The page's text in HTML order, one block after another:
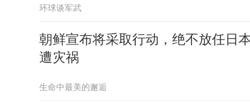
环球谈军武
朝鲜宣布将采取行动，绝不放任日
遭灾祸
生命中最美的邂逅